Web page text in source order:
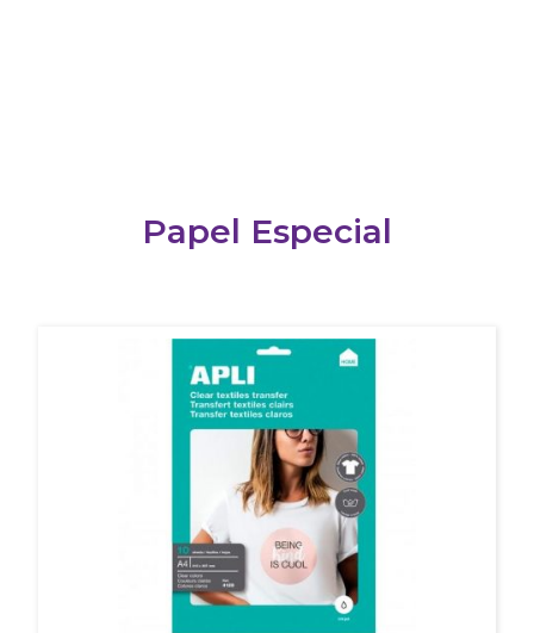
Papel Especial